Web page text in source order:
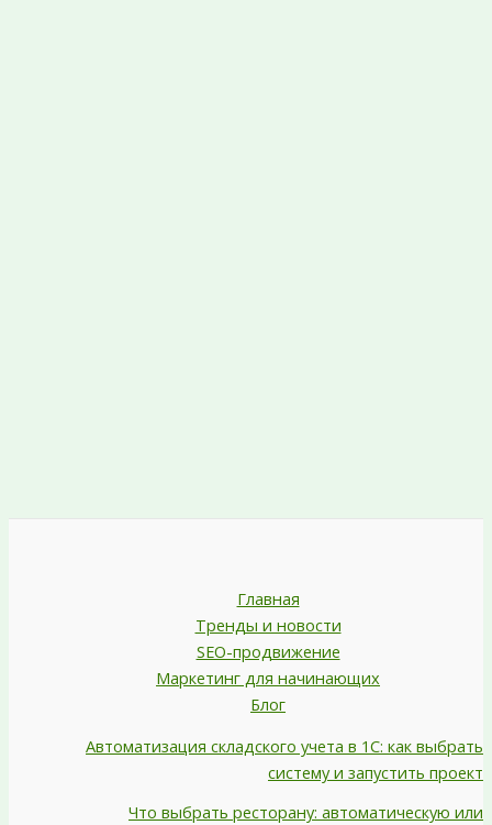
Главная
Тренды и новости
SEO-продвижение
Маркетинг для начинающих
Блог
Автоматизация складского учета в 1С: как выбрать
систему и запустить проект
Что выбрать ресторану: автоматическую или